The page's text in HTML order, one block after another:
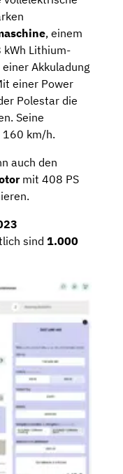
, einem
kWh Lithium-
Akkuladung
einer Power
Polestar die
Seine
160 km/h.
auch den
mit 408 PS
sind 1.000